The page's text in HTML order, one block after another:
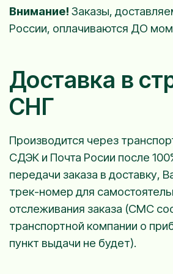
Внимание! Заказы,
России, оплачиваются ДО
Доставка в
СНГ
Производится через
СДЭК и Почта Росии после
передачи заказа в доставку,
трек-номер для
отслеживания заказа (СМС
транспортной компании о
пункт выдачи не будет).